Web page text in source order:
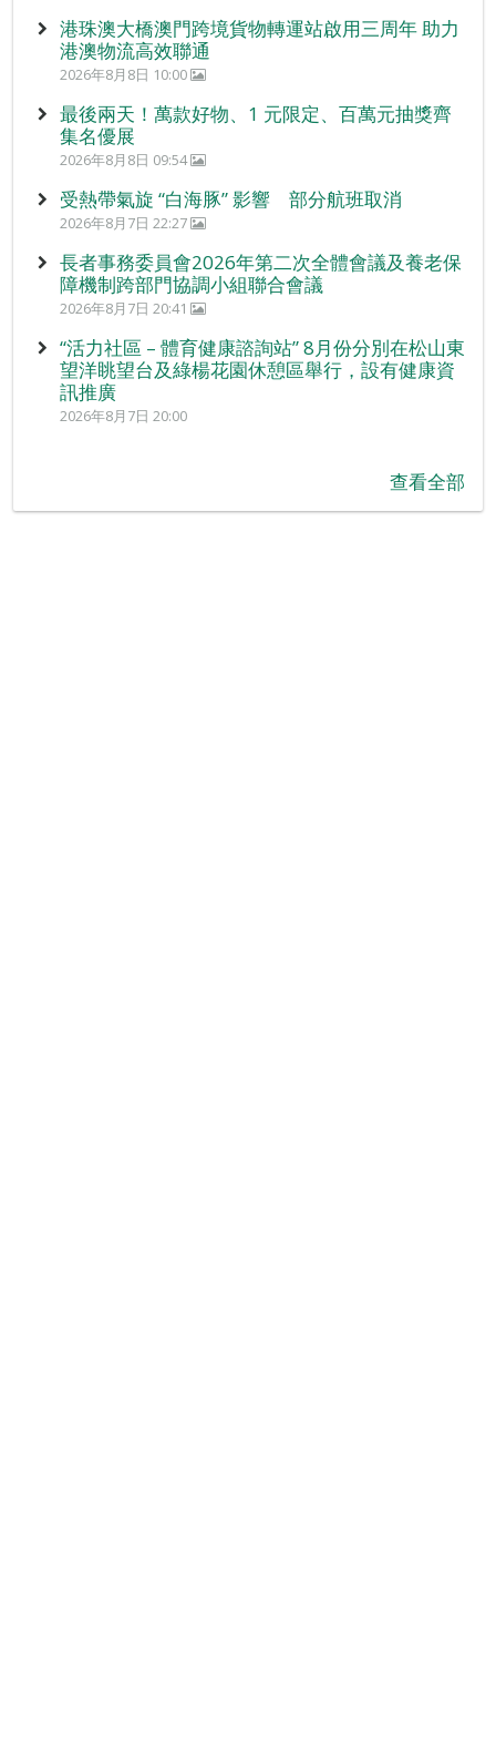
港珠澳大橋澳門跨境貨物轉運站啟用三周年 助力
港澳物流高效聯通
2026年8月8日 10:00
最後兩天！萬款好物、1 元限定、百萬元抽獎齊
集名優展
2026年8月8日 09:54
受熱帶氣旋 “白海豚” 影響 部分航班取消
2026年8月7日 22:27
長者事務委員會2026年第二次全體會議及養老保
障機制跨部門協調小組聯合會議
2026年8月7日 20:41
“活力社區 – 體育健康諮詢站” 8月份分別在松山東
望洋眺望台及綠楊花園休憩區舉行，設有健康資
訊推廣
2026年8月7日 20:00
查看全部